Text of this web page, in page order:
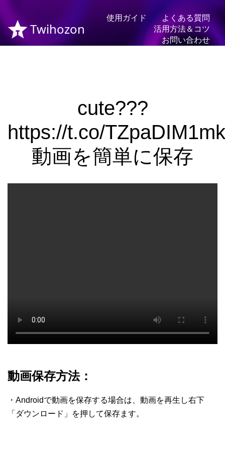
Twihozon
使用ガイド
よくある質問
活用方法＆コツ
お問い合わせ
cute???
https://t.co/TZpaDIM1mk
動画を簡単に保存
動画保存方法：
・Androidで動画を保存する場合は、動画を再生し右下
「ダウンロード」を押して保存ます。